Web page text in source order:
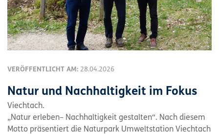
VERÖFFENTLICHT AM: 28.04.2026
Natur und Nachhaltigkeit im Fokus
Viechtach.
„Natur erleben– Nachhaltigkeit gestalten“. Nach diesem
Motto präsentiert die Naturpark Umweltstation Viechtach